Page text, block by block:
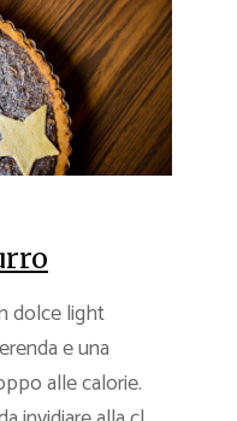
dolce light
e una
alle calorie.